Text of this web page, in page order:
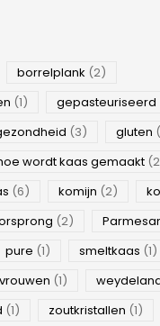
borrelplank (2)
(1) gepasteuriseerd
(3) gluten
wordt kaas gemaakt
(6) komijn (2)
(2)
pure (1) smeltkaas (1)
vrouwen (1)
(1) zoutkristallen (1)